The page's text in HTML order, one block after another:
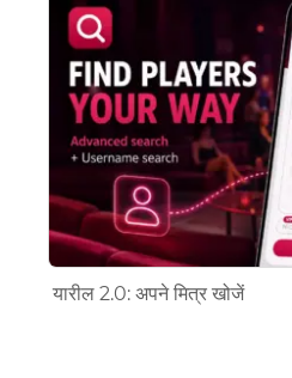
यारील 2.0: अपने मित्र खोजें